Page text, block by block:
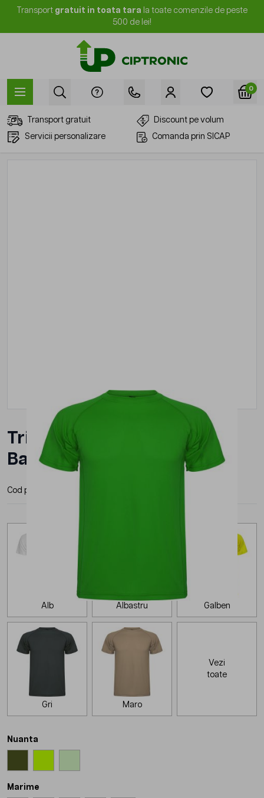
Mergi la Conținut
Transport gratuit in toata tara la toate comenzile de peste
500 de lei!
0
Transport gratuit
Discount pe volum
Servicii personalizare
Comanda prin SICAP
Tricou Roly Montecarlo
Barbat Verde
Cod produs:
Alb Albastru Galben
Gri Maro
Vezi
toate
Nuanta
Marime